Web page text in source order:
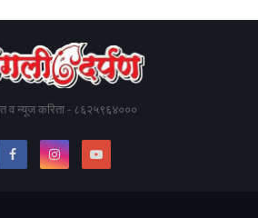
व न्यूज करिता - ८६२५९६४०००